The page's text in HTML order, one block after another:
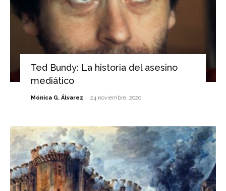
Ted Bundy: La historia del asesino
mediático
Mónica G. Álvarez - 24 noviembre, 2020